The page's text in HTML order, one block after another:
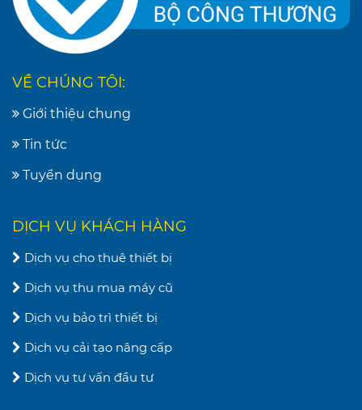
VỀ CHÚNG TÔI:
Giới thiệu chung
Tin tức
Tuyển dụng
DỊCH VỤ KHÁCH HÀNG
Dịch vụ cho thuê thiết bị
Dịch vụ thu mua máy cũ
Dịch vụ bảo trì thiết bị
Dịch vụ cải tạo nâng cấp
Dịch vụ tư vấn đầu tư